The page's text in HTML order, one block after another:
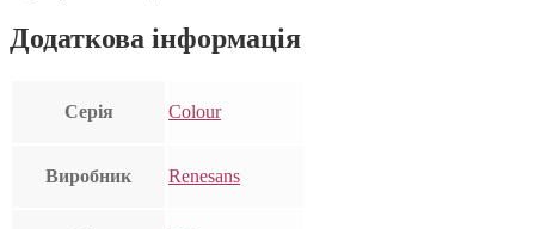
Додаткова інформація
Серія Colour
Виробник Renesans